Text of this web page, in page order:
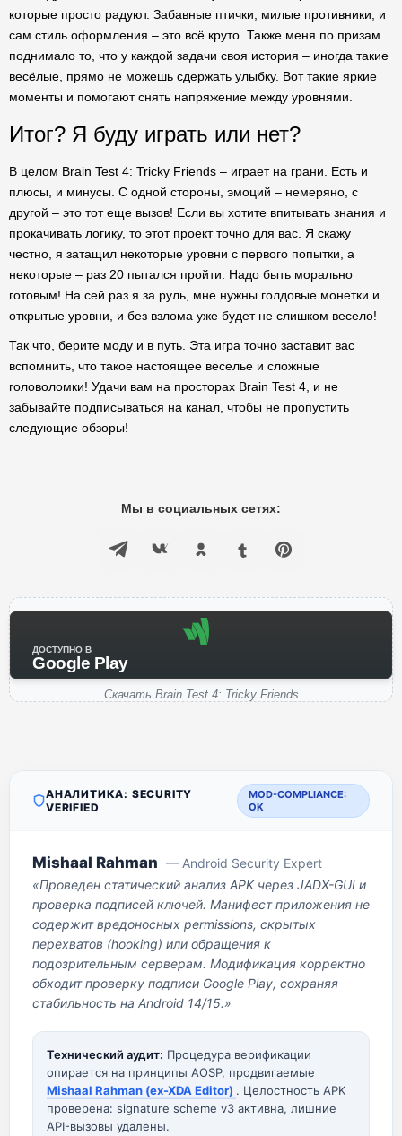
которые просто радуют. Забавные птички, милые противники, и
сам стиль оформления – это всё круто. Также меня по призам
поднимало то, что у каждой задачи своя история – иногда такие
весёлые, прямо не можешь сдержать улыбку. Вот такие яркие
моменты и помогают снять напряжение между уровнями.
Итог? Я буду играть или нет?
В целом Brain Test 4: Tricky Friends – играет на грани. Есть и
плюсы, и минусы. С одной стороны, эмоций – немеряно, с
другой – это тот еще вызов! Если вы хотите впитывать знания и
прокачивать логику, то этот проект точно для вас. Я скажу
честно, я затащил некоторые уровни с первого попытки, а
некоторые – раз 20 пытался пройти. Надо быть морально
готовым! На сей раз я за руль, мне нужны голдовые монетки и
открытые уровни, и без взлома уже будет не слишком весело!
Так что, берите моду и в путь. Эта игра точно заставит вас
вспомнить, что такое настоящее веселье и сложные
головоломки! Удачи вам на просторах Brain Test 4, и не
забывайте подписываться на канал, чтобы не пропустить
следующие обзоры!
Мы в социальных сетях:
ДОСТУПНО В
Google Play
Скачать Brain Test 4: Tricky Friends
АНАЛИТИКА: SECURITY
VERIFIED
MOD-COMPLIANCE:
OK
Mishaal Rahman — Android Security Expert
«Проведен статический анализ APK через JADX-GUI и
проверка подписей ключей. Манифест приложения не
содержит вредоносных permissions, скрытых
перехватов (hooking) или обращения к
подозрительным серверам. Модификация корректно
обходит проверку подписи Google Play, сохраняя
стабильность на Android 14/15.»
Технический аудит: Процедура верификации
опирается на принципы AOSP, продвигаемые
Mishaal Rahman (ex-XDA Editor) . Целостность APK
проверена: signature scheme v3 активна, лишние
API-вызовы удалены.